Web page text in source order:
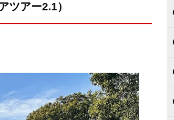
アー2.1）